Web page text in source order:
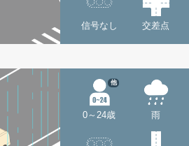
信号なし 交差点
0～24歳
他
雨